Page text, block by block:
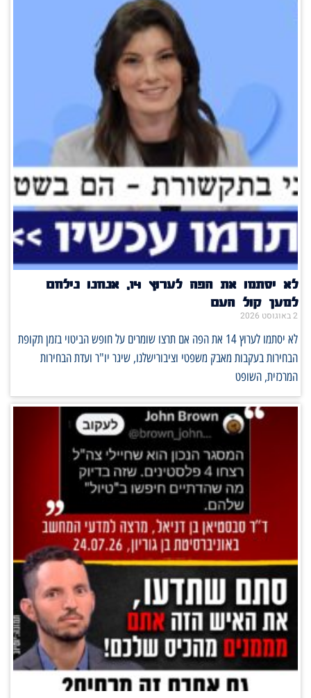
לא יסתמו את הפה לערוץ 14, אנחנו נילחם
למען קול העם
2 באוגוסט 2026
לא יסתמו לערוץ 14 את הפה אם תרצו שומרים על חופש הביטוי בזמן תקופת
הבחירות בעקבות מאבק משפטי וציבורישלנו, שיגר יו"ר ועדת הבחירות
המרכזית, השופט